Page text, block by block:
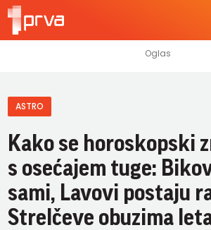
ASTRO
Kako se horoskopski
s osećajem tuge:
sami, Lavovi postaju
Strelčeve obuzima